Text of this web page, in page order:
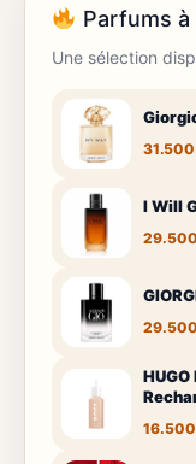
Parfums
Une sélection
I Will
HUGO